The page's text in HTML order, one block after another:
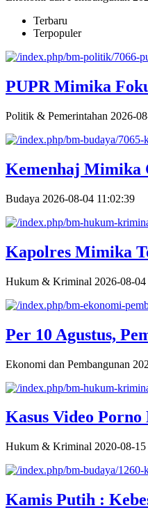
Terbaru
Terpopuler
PUPR Mimika
Politik & Pemerintahan 2026-
Kemenhaj Mimika
Budaya 2026-08-04 11:02:39
Kapolres Mimika
Hukum & Kriminal 2026-08-
Per 10 Agustus,
Ekonomi dan Pembangunan
Kasus Video
Hukum & Kriminal 2020-08-
Kamis Putih :